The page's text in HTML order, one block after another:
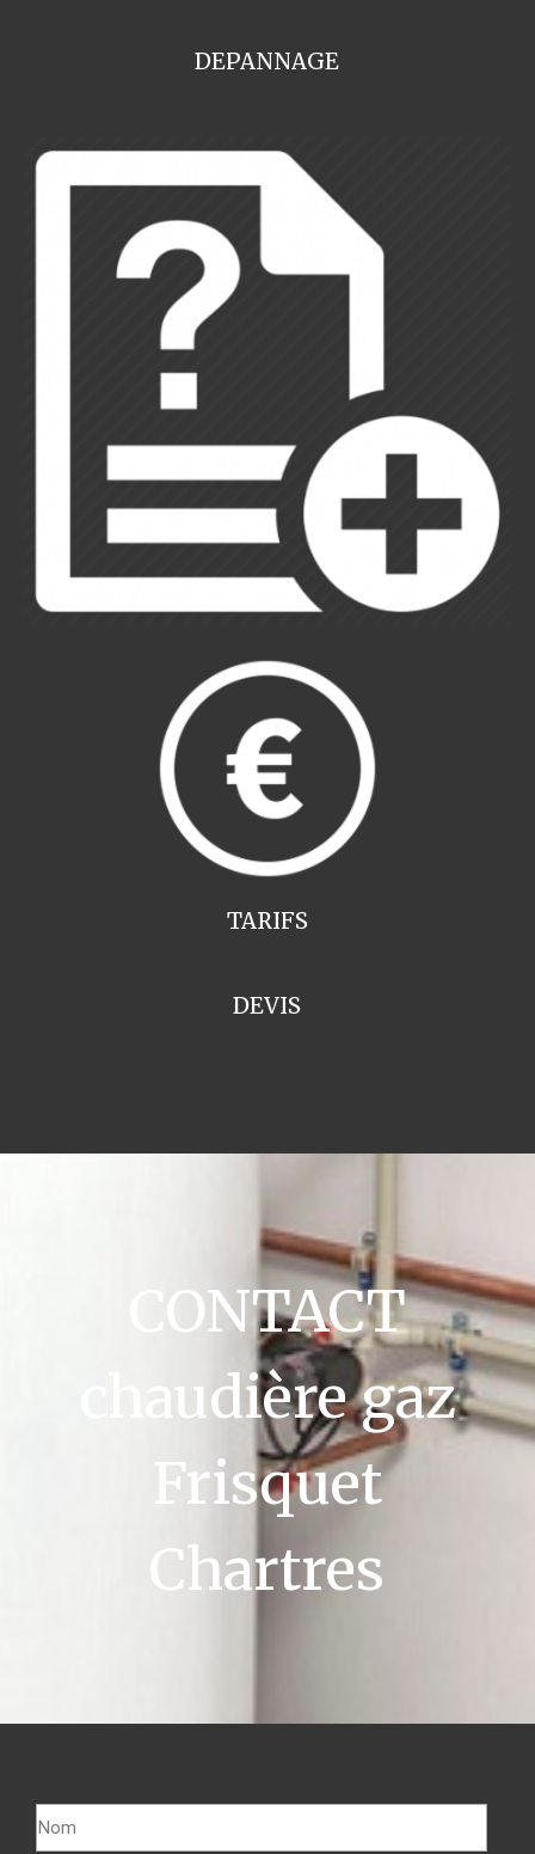
DEPANNAGE
TARIFS
DEVIS
CONTACT
chaudière gaz
Frisquet
Chartres